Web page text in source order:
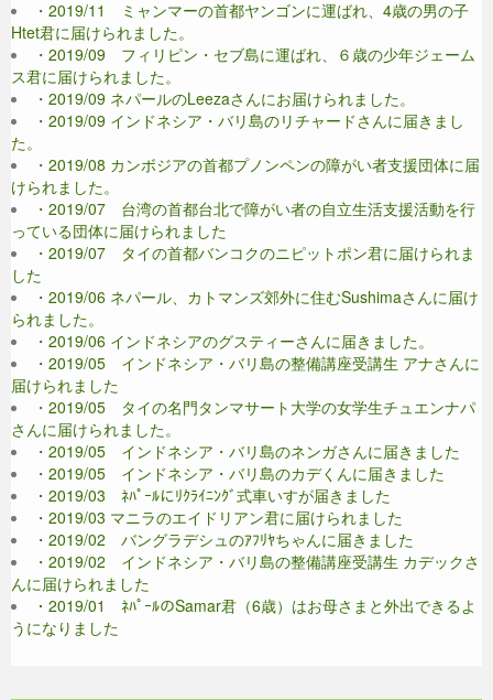
・2019/11 ミャンマーの首都ヤンゴンに運ばれ、4歳の男の子
Htet君に届けられました。
・2019/09 フィリピン・セブ島に運ばれ、６歳の少年ジェーム
ス君に届けられました。
・2019/09 ネパールのLeezaさんにお届けられました。
・2019/09 インドネシア・バリ島のリチャードさんに届きまし
た。
・2019/08 カンボジアの首都プノンペンの障がい者支援団体に届
けられました。
・2019/07 台湾の首都台北で障がい者の自立生活支援活動を行
っている団体に届けられました
・2019/07 タイの首都バンコクのニピットポン君に届けられま
した
・2019/06 ネパール、カトマンズ郊外に住むSushimaさんに届け
られました。
・2019/06 インドネシアのグスティーさんに届きました。
・2019/05 インドネシア・バリ島の整備講座受講生 アナさんに
届けられました
・2019/05 タイの名門タンマサート大学の女学生チュエンナパ
さんに届けられました。
・2019/05 インドネシア・バリ島のネンガさんに届きました
・2019/05 インドネシア・バリ島のカデくんに届きました
・2019/03 ﾈﾊﾟｰﾙにﾘｸﾗｲﾆﾝｸﾞ式車いすが届きました
・2019/03 マニラのエイドリアン君に届けられました
・2019/02 バングラデシュのｱﾌﾘﾔちゃんに届きました
・2019/02 インドネシア・バリ島の整備講座受講生 カデックさ
んに届けられました
・2019/01 ﾈﾊﾟｰﾙのSamar君（6歳）はお母さまと外出できるよ
うになりました